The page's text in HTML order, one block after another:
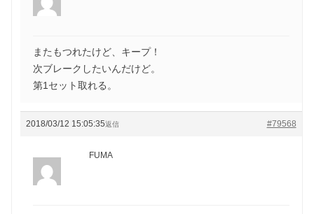
またもつれたけど、キープ！
次ブレークしたいんだけど。
第1セット取れる。
2018/03/12 15:05:35 #79568
返信
FUMA